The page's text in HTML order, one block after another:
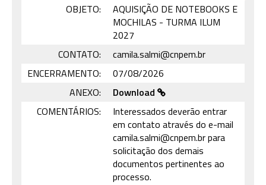
OBJETO:
AQUISIÇÃO DE NOTEBOOKS E
MOCHILAS - TURMA ILUM
2027
CONTATO:
camila.salmi@cnpem.br
ENCERRAMENTO:
07/08/2026
ANEXO:
Download
COMENTÁRIOS:
Interessados deverão entrar
em contato através do e-mail
camila.salmi@cnpem.br para
solicitação dos demais
documentos pertinentes ao
processo.